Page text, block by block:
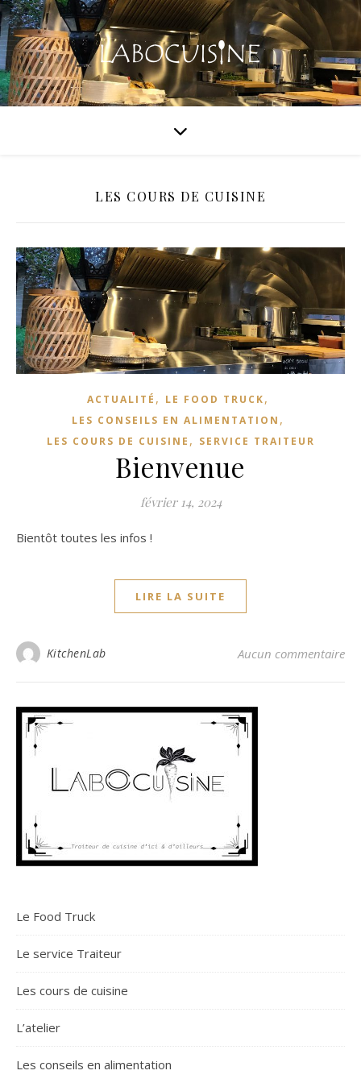
LES COURS DE CUISINE
ACTUALITÉ , LE FOOD TRUCK,
LES CONSEILS EN ALIMENTATION ,
LES COURS DE CUISINE , SERVICE TRAITEUR
Bienvenue
février 14, 2024
Bientôt toutes les infos !
LIRE LA SUITE
KitchenLab Aucun commentaire
Le Food Truck
Le service Traiteur
Les cours de cuisine
L’atelier
Les conseils en alimentation